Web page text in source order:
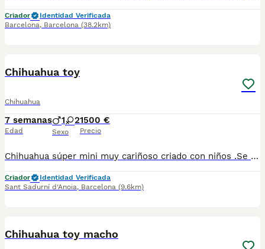
Criador
Identidad Verificada
Barcelona, Barcelona (38.2km)
Chihuahua toy
Chihuahua
7 semanas
Edad
1 2
Sexo
1500 €
Precio
Chihuahua súper mini muy cariñoso criado con niños .Se entrega vacunado y desparasitado para más información escribir o llamar al 682908382
Criador
Identidad Verificada
Sant Sadurní d'Anoia, Barcelona (9.6km)
Chihuahua toy macho